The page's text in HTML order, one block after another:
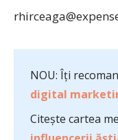
NOU: Îți
digital
Citește cartea